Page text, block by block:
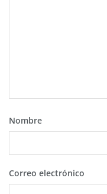
Nombre
Correo electrónico